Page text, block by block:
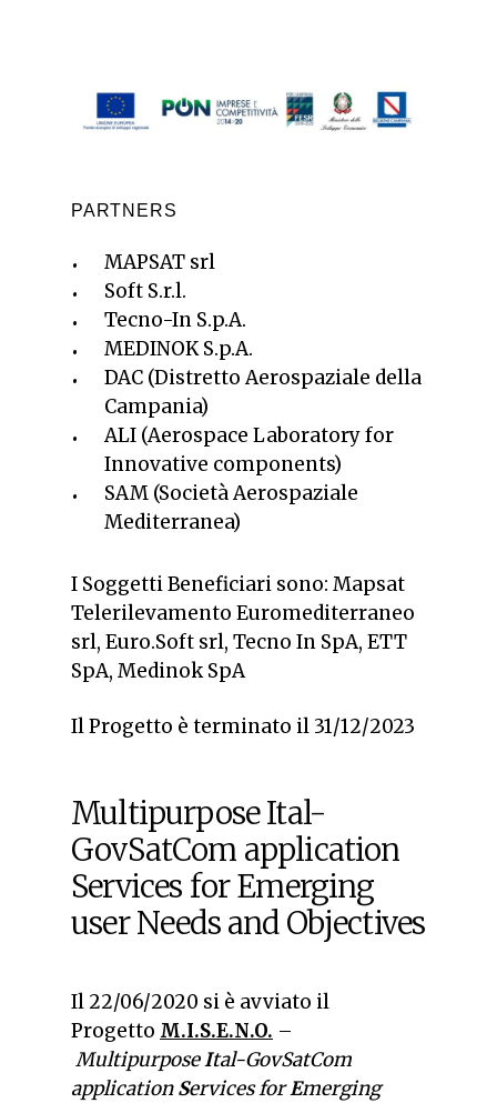
PARTNERS
MAPSAT srl
Soft S.r.l.
Tecno-In S.p.A.
MEDINOK S.p.A.
DAC (Distretto Aerospaziale della
Campania)
ALI (Aerospace Laboratory for
Innovative components)
SAM (Società Aerospaziale
Mediterranea)
I Soggetti Beneficiari sono: Mapsat
Telerilevamento Euromediterraneo
srl, Euro.Soft srl, Tecno In SpA, ETT
SpA, Medinok SpA
Il Progetto è terminato il 31/12/2023
Multipurpose Ital-
GovSatCom application
Services for Emerging
user Needs and Objectives
Il 22/06/2020 si è avviato il
Progetto M.I.S.E.N.O. –
MultipurposeItal-GovSatCom
applicationServices forEmerging